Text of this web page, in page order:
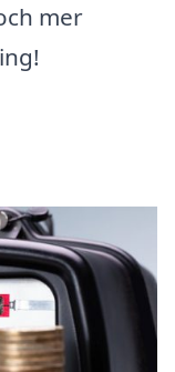
mer